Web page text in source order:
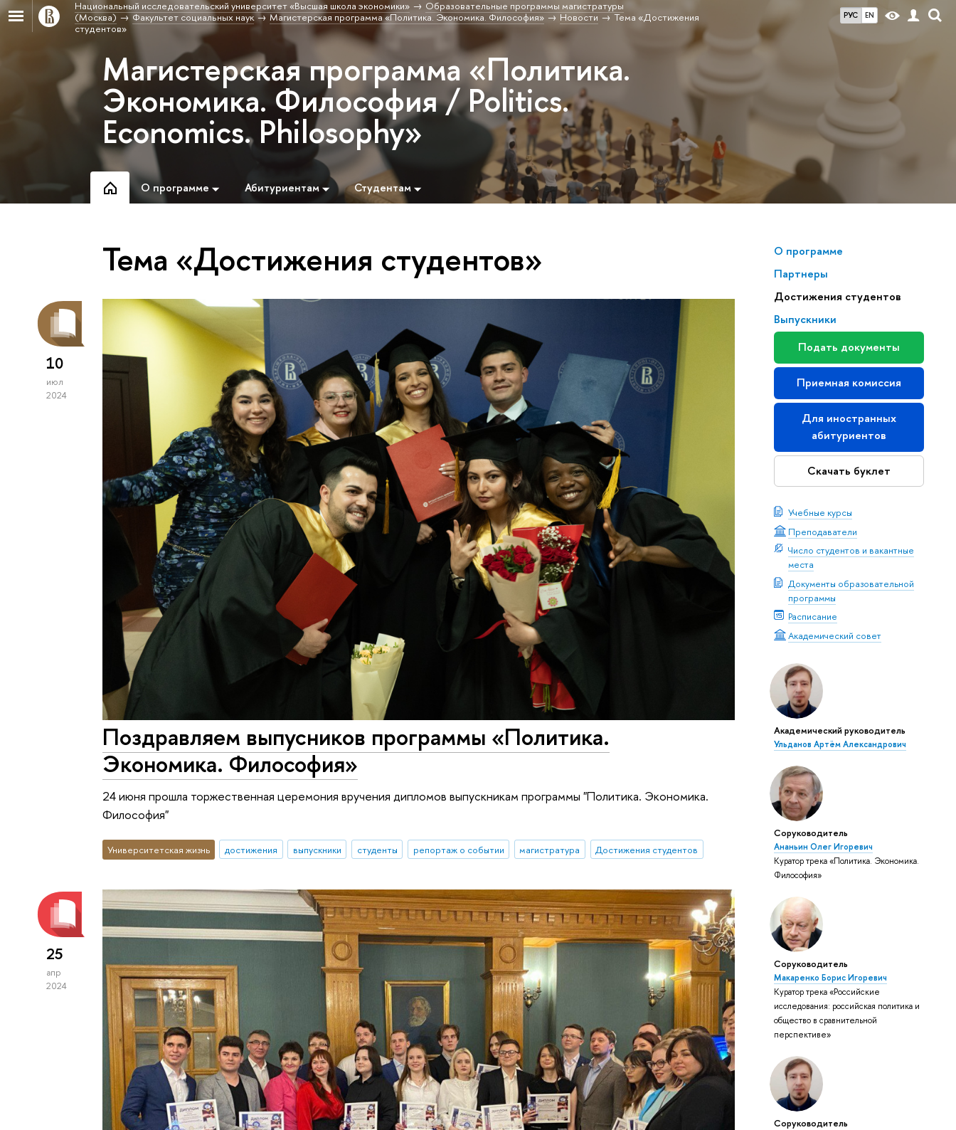
РУС EN
Национальный исследовательский университет «Высшая школа экономики»
Образовательные программы магистратуры
(Москва)
Факультет социальных наук Магистерская программа «Политика. Экономика. Философия» Новости
Тема «Достижения
студентов»
Магистерская программа «Политика.
Экономика. Философия / Politics.
Economics. Philosophy»
О программе Абитуриентам Студентам
О программе
Партнеры
Достижения студентов
Выпускники
Подать документы
Приемная комиссия
Для иностранных
абитуриентов
Скачать буклет
Учебные курсы
Преподаватели
Число студентов и вакантные
места
Документы образовательной
программы
Расписание
Академический совет
Академический руководитель
Ульданов Артём Александрович
Соруководитель
Ананьин Олег Игоревич
Куратор трека «Политика. Экономика.
Философия»
Соруководитель
Макаренко Борис Игоревич
Куратор трека «Российские
исследования: российская политика и
общество в сравнительной
перспективе»
Соруководитель
Тема «Достижения студентов»
10
июл
2024
Поздравляем выпусников программы «Политика.
Экономика. Философия»
24 июня прошла торжественная церемония вручения дипломов выпускникам программы "Политика. Экономика.
Философия"
Университетская жизнь достижения выпускники студенты репортаж о событии магистратура Достижения студентов
25
апр
2024